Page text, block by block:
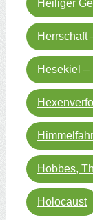
Heiliger
Herrschaft
Hesekiel –
Hobbes,
Holocaust